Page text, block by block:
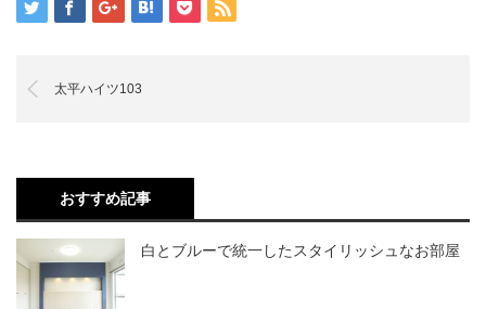
太平ハイツ103
おすすめ記事
白とブルーで統一したスタイリッシュなお部屋